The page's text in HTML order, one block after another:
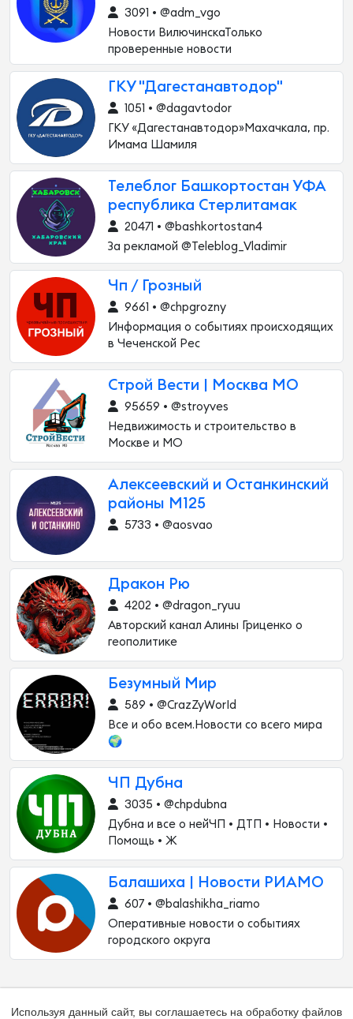
3091 • @adm_vgo
Новости ВилючинскаТолько
проверенные новости
ГКУ "Дагестанавтодор"
1051 • @dagavtodor
ГКУ «Дагестанавтодор»Махачкала, пр.
Имама Шамиля
Телеблог Башкортостан УФА
республика Стерлитамак
20471 • @bashkortostan4
За рекламой @Teleblog_Vladimir
Чп / Грозный
9661 • @chpgrozny
Информация о событиях происходящих
в Чеченской Рес
Строй Вести | Москва МО
95659 • @stroyves
Недвижимость и строительство в
Москве и МО
Алексеевский и Останкинский
районы М125
5733 • @aosvao
Дракон Рю
4202 • @dragon_ryuu
Авторский канал Алины Гриценко о
геополитике
Безумный Мир
589 • @CrazZyWorId
Все и обо всем.Новости со всего мира
🌍
ЧП Дубна
3035 • @chpdubna
Дубна и все о нейЧП • ДТП • Новости •
Помощь • Ж
Балашиха | Новости РИАМО
607 • @balashikha_riamo
Оперативные новости о событиях
городского округа
Используя данный сайт, вы соглашаетесь на обработку файлов